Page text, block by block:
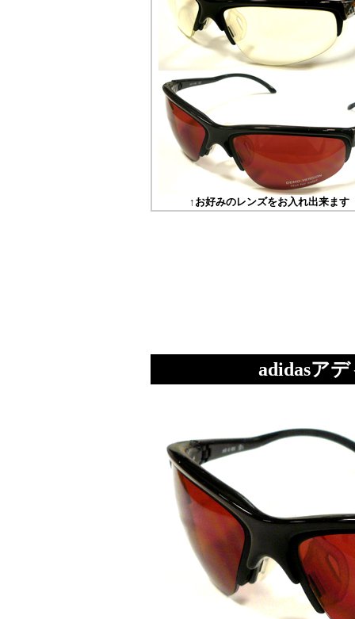
↑お好みのレンズをお入れ出来ます
adidasアデ